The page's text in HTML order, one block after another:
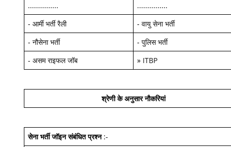
...............
...............
- आर्मी भर्ती रैली - वायु सेना भर्ती
- नौसेना भर्ती - पुलिस भर्ती
- असम राइफल जॉब » ITBP
श्रेणी के अनुसार नौकरियां
सेना भर्ती जॉइन संबंधित प्रश्न:-